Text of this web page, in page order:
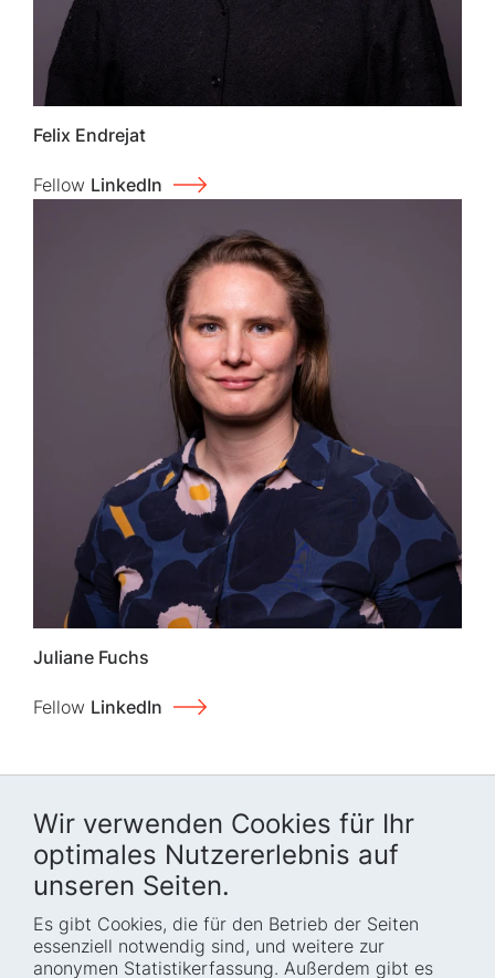
Wir verwenden Cookies für Ihr
optimales Nutzererlebnis auf
unseren Seiten.
Es gibt Cookies, die für den Betrieb der Seiten
essenziell notwendig sind, und weitere zur
anonymen Statistikerfassung. Außerdem gibt es
Felix Endrejat
Fellow LinkedIn
Juliane Fuchs
Fellow LinkedIn
Startseite
Wer wir sind
Blog
Presse